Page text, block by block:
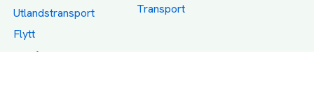
Utlandstransport
Flytt
Förråd och lagring
Transport